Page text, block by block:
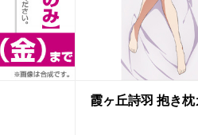
霞ヶ丘詩羽 抱き